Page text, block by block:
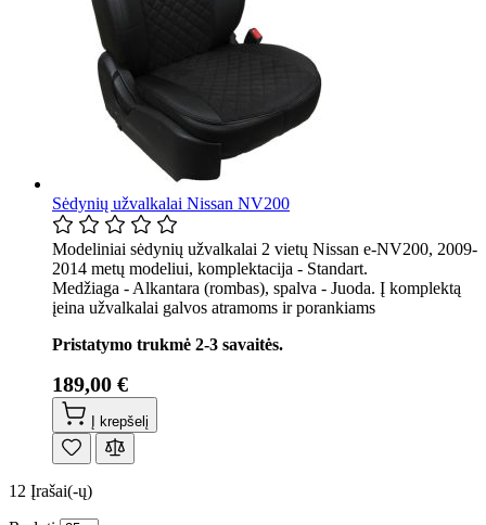
Sėdynių užvalkalai Nissan NV200
Modeliniai sėdynių užvalkalai 2 vietų Nissan e-NV200, 2009-
2014 metų modeliui, komplektacija - Standart.
Medžiaga - Alkantara (rombas), spalva - Juoda. Į komplektą
įeina užvalkalai galvos atramoms ir porankiams
Pristatymo trukmė 2-3 savaitės.
189,00 €
Į krepšelį
12 Įrašai(-ų)